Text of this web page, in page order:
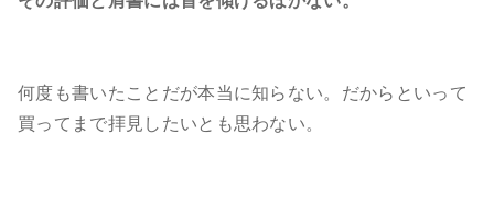
何度も書いたことだが本当に知らない。だからといって
買ってまで拝見したいとも思わない。